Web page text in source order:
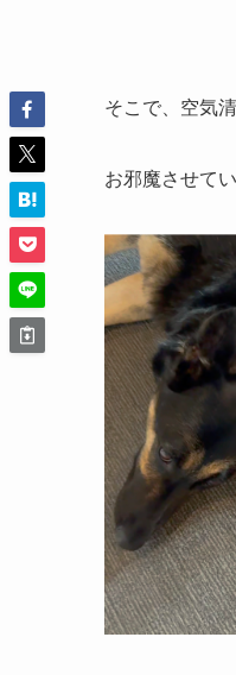
そこで、空気
お邪魔させて